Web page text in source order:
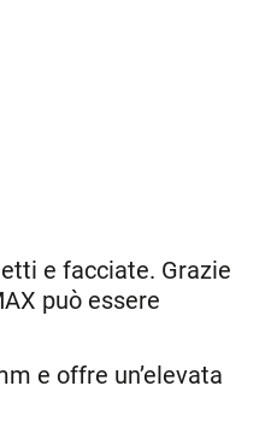
e facciate. Grazie
può essere
e offre un’elevata